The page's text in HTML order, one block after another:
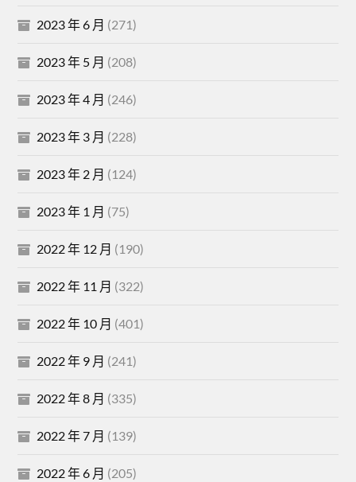
2023 年 6 月 (271)
2023 年 5 月 (208)
2023 年 4 月 (246)
2023 年 3 月 (228)
2023 年 2 月 (124)
2023 年 1 月 (75)
2022 年 12 月 (190)
2022 年 11 月 (322)
2022 年 10 月 (401)
2022 年 9 月 (241)
2022 年 8 月 (335)
2022 年 7 月 (139)
2022 年 6 月 (205)